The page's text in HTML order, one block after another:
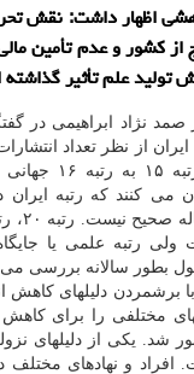
اظهار داشت: نقش
از کشور و عدم تأمین
تولید علم تأثیر
صمد نژاد ابراهیمی در
ایران از نظر تعداد
از رتبه
ولی رتبه علمی یا
بطور سالانه بررسی
مختلفی را برای
شد. یکی از دلیلهای
افراد و نهادهای